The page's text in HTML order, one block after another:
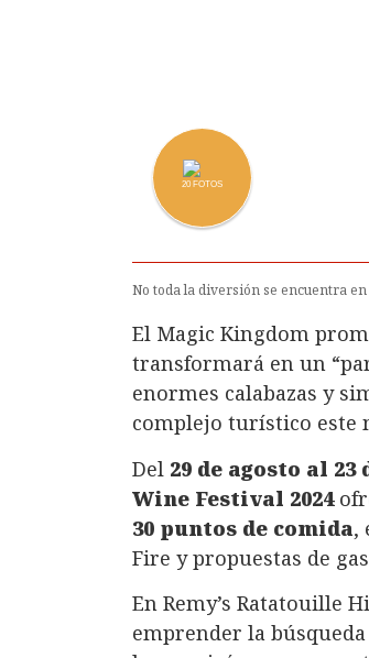
20 FOTOS
No toda la diversión se encuentra
El Magic Kingdom
transformará en un
enormes calabazas y
complejo turístico este
Del 29 de agosto al
Wine Festival 2024
30 puntos de comida,
Fire y propuestas de
En Remy’s Ratatouille
emprender la